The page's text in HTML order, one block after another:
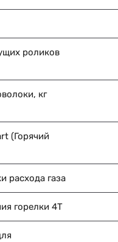
роликов
кг
(Горячий
расхода газа
горелки 4T